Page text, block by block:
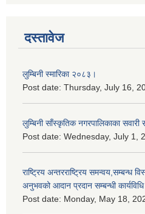
दस्तावेज
लुम्बिनी स्मारिका २०८३।
Post date: Thursday, July 16,
लुम्बिनी साँस्कृतिक नगरपालिकाका सवारी
Post date: Wednesday, July 1,
राष्ट्रिय अन्तरराष्ट्रिय समन्वय,सम्बन्ध
अनुभवको आदान प्रदान सम्बन्धी
Post date: Monday, May 18,